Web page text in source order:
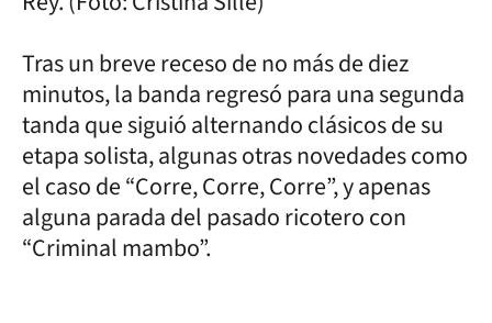
Tras un breve receso de no más de diez
minutos, la banda regresó para una segunda
tanda que siguió alternando clásicos de su
etapa solista, algunas otras novedades como
el caso de “Corre, Corre, Corre”, y apenas
alguna parada del pasado ricotero con
“Criminal mambo”.